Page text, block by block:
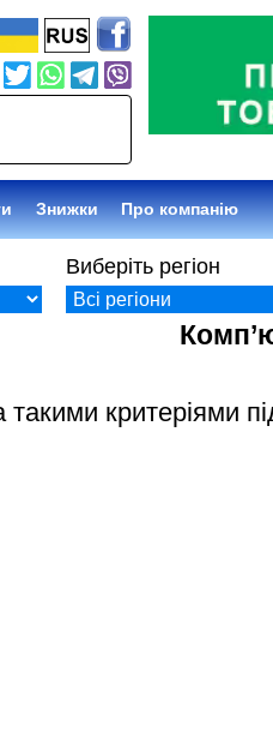
Афіша Про компанію
Виберіть регіон
такими критеріями